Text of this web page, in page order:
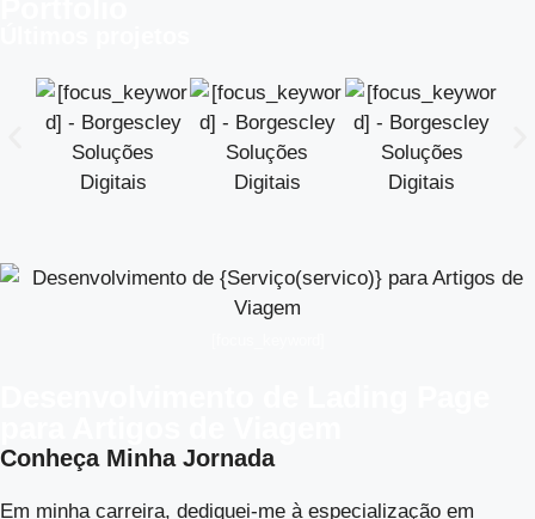
Conheça Minha Jornada
Em minha carreira, dediquei-me à especialização em